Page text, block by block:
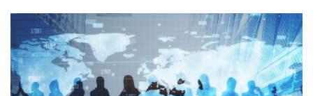
principales asociaciones de la
industria han unido fuerzas para
desarrollar la mejor fuerza laboral
MICE en mercados establecidos y
emergentes en todo el mundo.»